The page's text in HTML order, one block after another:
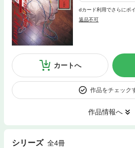
dカード利用でさらにポ
返品不可
カートへ
作品をチェック
作品情報へ
シリーズ 全4冊